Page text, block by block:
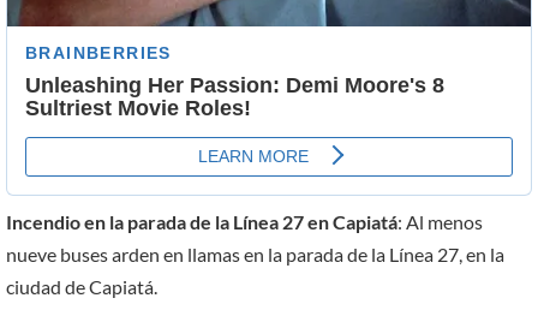
Incendio en la parada de la Línea 27 en Capiatá: Al menos
nueve buses arden en llamas en la parada de la Línea 27, en la
ciudad de Capiatá.